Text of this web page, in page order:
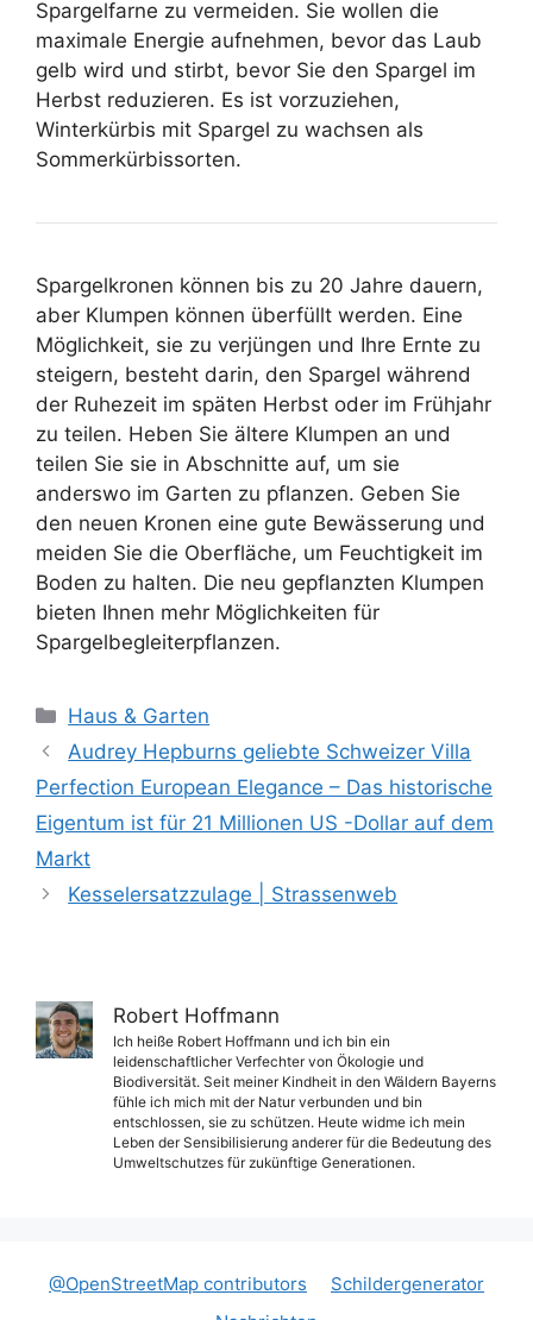
Spargelfarne zu vermeiden. Sie wollen die
maximale Energie aufnehmen, bevor das Laub
gelb wird und stirbt, bevor Sie den Spargel im
Herbst reduzieren. Es ist vorzuziehen,
Winterkürbis mit Spargel zu wachsen als
Sommerkürbissorten.
Spargelkronen können bis zu 20 Jahre dauern,
aber Klumpen können überfüllt werden. Eine
Möglichkeit, sie zu verjüngen und Ihre Ernte zu
steigern, besteht darin, den Spargel während
der Ruhezeit im späten Herbst oder im Frühjahr
zu teilen. Heben Sie ältere Klumpen an und
teilen Sie sie in Abschnitte auf, um sie
anderswo im Garten zu pflanzen. Geben Sie
den neuen Kronen eine gute Bewässerung und
meiden Sie die Oberfläche, um Feuchtigkeit im
Boden zu halten. Die neu gepflanzten Klumpen
bieten Ihnen mehr Möglichkeiten für
Spargelbegleiterpflanzen.
Kategorien
Haus & Garten
Audrey Hepburns geliebte Schweizer Villa
Perfection European Elegance – Das historische
Eigentum ist für 21 Millionen US -Dollar auf dem
Markt
Kesselersatzzulage | Strassenweb
Robert Hoffmann
Ich heiße Robert Hoffmann und ich bin ein
leidenschaftlicher Verfechter von Ökologie und
Biodiversität. Seit meiner Kindheit in den Wäldern Bayerns
fühle ich mich mit der Natur verbunden und bin
entschlossen, sie zu schützen. Heute widme ich mein
Leben der Sensibilisierung anderer für die Bedeutung des
Umweltschutzes für zukünftige Generationen.
@OpenStreetMap contributors
Schildergenerator